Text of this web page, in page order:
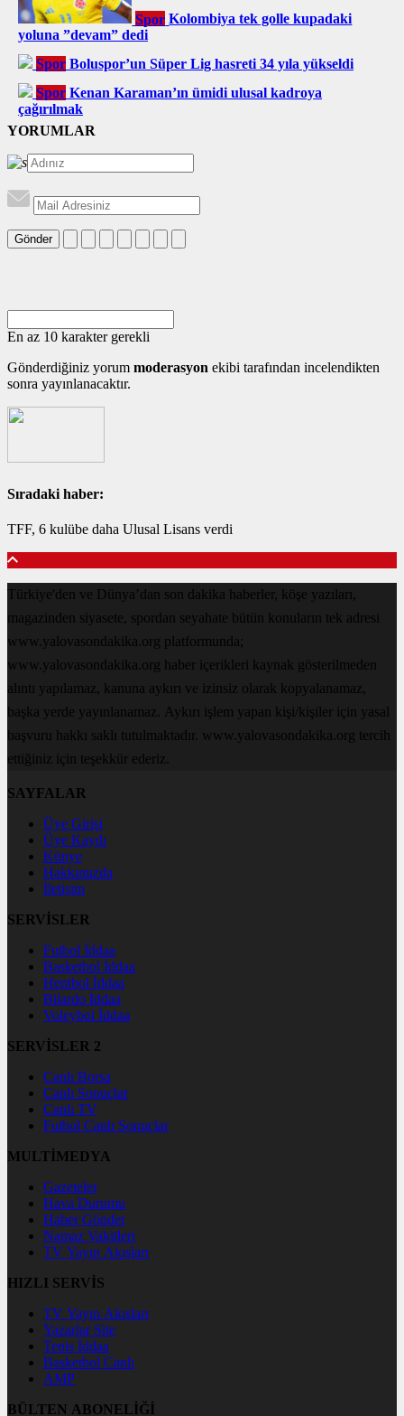
Spor Kolombiya tek golle kupadaki
yoluna ”devam” dedi
Spor Boluspor’un Süper Lig hasreti 34 yıla yükseldi
Spor Kenan Karaman’ın ümidi ulusal kadroya
çağırılmak
YORUMLAR
Gönder
En az 10 karakter gerekli
Gönderdiğiniz yorum moderasyon ekibi tarafından incelendikten
sonra yayınlanacaktır.
Sıradaki haber:
TFF, 6 kulübe daha Ulusal Lisans verdi
Türkiye'den ve Dünya’dan son dakika haberler, köşe yazıları,
magazinden siyasete, spordan seyahate bütün konuların tek adresi
www.yalovasondakika.org platformunda;
www.yalovasondakika.org haber içerikleri kaynak gösterilmeden
alıntı yapılamaz, kanuna aykırı ve izinsiz olarak kopyalanamaz,
başka yerde yayınlanamaz. Aykırı işlem yapan kişi/kişiler için yasal
başvuru hakkı saklı tutulmaktadır. www.yalovasondakika.org tercih
ettiğiniz için teşekkür ederiz.
SAYFALAR
Üye Girişi
Üye Kaydı
Künye
Hakkımızda
İletişim
SERVİSLER
Futbol İddaa
Basketbol İddaa
Hentbol İddaa
Bilardo İddaa
Voleybol İddaa
SERVİSLER 2
Canlı Borsa
Canlı Sonuçlar
Canlı TV
Futbol Canlı Sonuçlar
MULTİMEDYA
Gazeteler
Hava Durumu
Haber Gönder
Namaz Vakitleri
TV Yayın Akışları
HIZLI SERVİS
TV Yayın Akışları
Yazarlar Site
Tenis İddaa
Basketbol Canlı
AMP
BÜLTEN ABONELİĞİ